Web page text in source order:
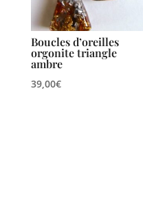
Boucles d’oreilles
orgonite triangle
ambre
39,00€